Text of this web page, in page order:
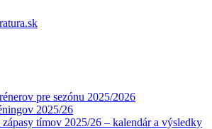
pre sezónu 2025/2026
2025/26
zápasy tímov 2025/26 – kalendár a výsledky